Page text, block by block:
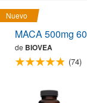
Nuevo
MACA 500mg
de BIOVEA
(74)